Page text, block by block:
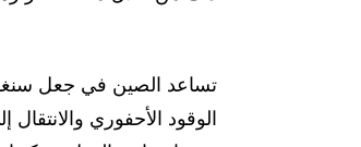
تساعد الصين في جعل
الوقود الأحفوري